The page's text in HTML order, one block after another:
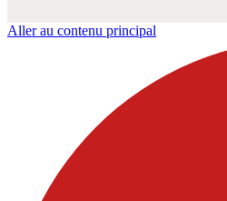
Aller au contenu principal